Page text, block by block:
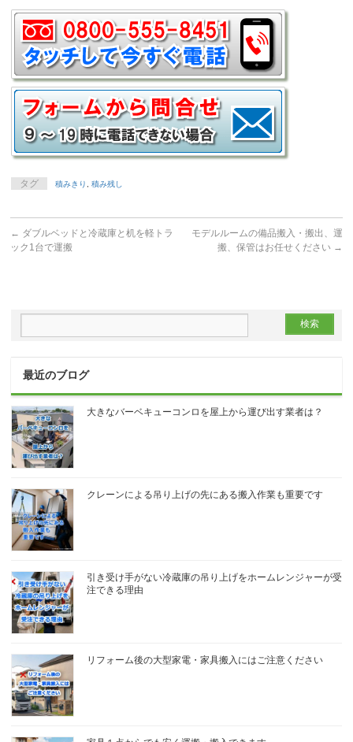
タグ 積みきり ,積み残し
← ダブルベッドと冷蔵庫と机を軽トラ
ック1台で運搬
モデルルームの備品搬入・搬出、運
搬、保管はお任せください →
最近のブログ
大きなバーベキューコンロを屋上から運び出す業者は？
クレーンによる吊り上げの先にある搬入作業も重要です
引き受け手がない冷蔵庫の吊り上げをホームレンジャーが受
注できる理由
リフォーム後の大型家電・家具搬入にはご注意ください